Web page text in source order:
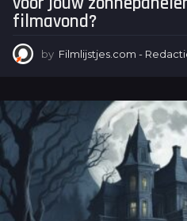
filmavond?
by Filmlijstjes.com -